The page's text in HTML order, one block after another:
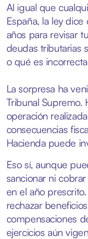
Al igual que
España, la ley
años para revisar
deudas tributarias
o qué es
La sorpresa ha
Tribunal Supremo.
operación
consecuencias
Hacienda puede
Eso sí, aunque
sancionar ni
en el año
rechazar
compensaciones
ejercicios aún